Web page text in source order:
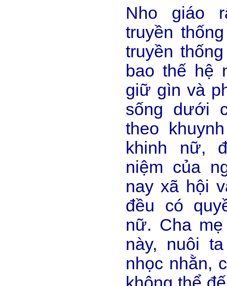
Nho giáo
truyền
truyền
bao thế hệ
giữ gìn và
sống dưới
theo
khinh nữ,
niệm của
nay xã hội
đều có
nữ. Cha
này, nuôi
nhọc nhằn,